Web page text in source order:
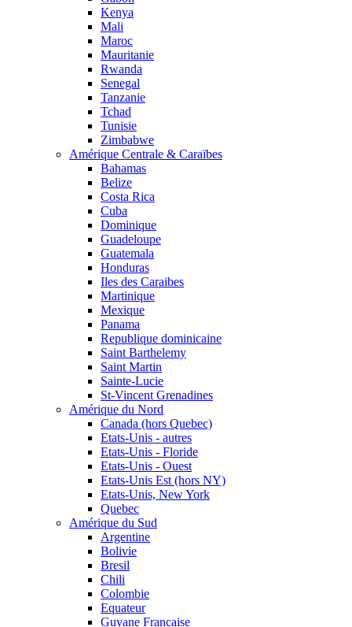
Kenya
Mali
Maroc
Mauritanie
Rwanda
Senegal
Tanzanie
Tchad
Tunisie
Zimbabwe
Amérique Centrale & Caraïbes
Bahamas
Belize
Costa Rica
Cuba
Dominique
Guadeloupe
Guatemala
Honduras
Iles des Caraibes
Martinique
Mexique
Panama
Republique dominicaine
Saint Barthelemy
Saint Martin
Sainte-Lucie
St-Vincent Grenadines
Amérique du Nord
Canada (hors Quebec)
Etats-Unis - autres
Etats-Unis - Floride
Etats-Unis - Ouest
Etats-Unis Est (hors NY)
Etats-Unis, New York
Quebec
Amérique du Sud
Argentine
Bolivie
Bresil
Chili
Colombie
Equateur
Guyane Francaise